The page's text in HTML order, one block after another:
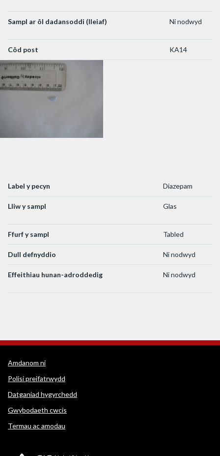
Sampl ar ôl dadansoddi (lleiaf) Ni nodwyd
Côd post KA14
Label y pecyn Diazepam
Lliw y sampl Glas
Ffurf y sampl Tabled
Dull defnyddio Ni nodwyd
Effeithiau hunan-adroddedig Ni nodwyd
Dolenni cymorth WEDINOS
Amdanom ni
Polisi preifatrwydd
Datganiad hygyrchedd
Gwybodaeth cwcis
Termau ac amodau